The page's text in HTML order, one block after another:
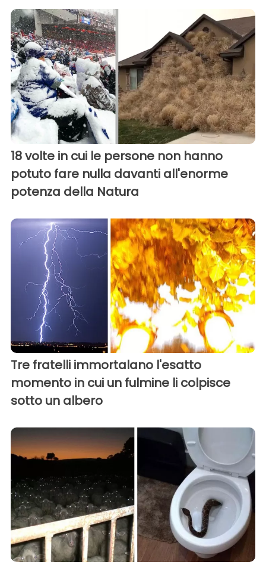
18 volte in cui le persone non hanno
potuto fare nulla davanti all'enorme
potenza della Natura
Tre fratelli immortalano l'esatto
momento in cui un fulmine li colpisce
sotto un albero